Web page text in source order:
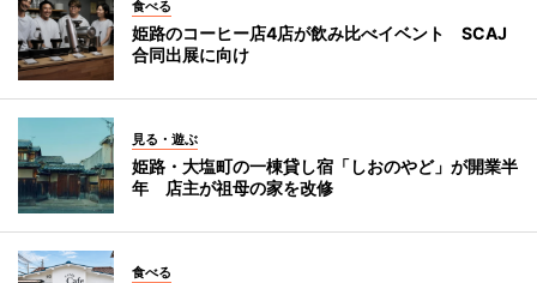
食べる
姫路のコーヒー店4店が飲み比べイベント SCAJ
合同出展に向け
見る・遊ぶ
姫路・大塩町の一棟貸し宿「しおのやど」が開業半
年 店主が祖母の家を改修
食べる